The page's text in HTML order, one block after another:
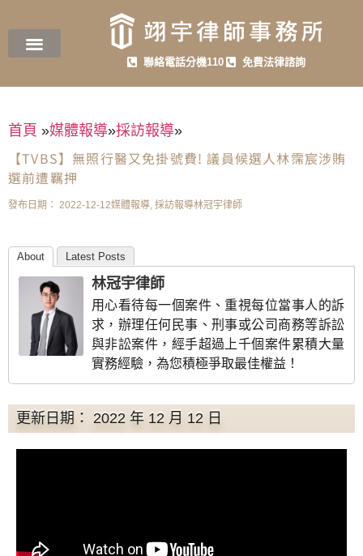
聯絡電話分機110 免費法律諮詢
首頁 »媒體報導»採訪報導»
【TVBS】無照行醫又免掛號費! 議員候選人林霈宸涉賄
選前遭羈押
發布日期： 2022-12-12媒體報導, 採訪報導林冠宇律師
About Latest Posts
林冠宇律師
用心看待每一個案件、重視每位當事人的訴
求，辦理任何民事、刑事或公司商務等訴訟
與非訟案件，經手超過上千個案件累積大量
實務經驗，為您積極爭取最佳權益！
更新日期： 2022 年 12 月 12 日